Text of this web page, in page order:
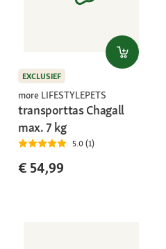
EXCLUSIEF
more LIFESTYLEPETS
transporttas Chagall
max. 7 kg
5.0 (1)
€ 54,99